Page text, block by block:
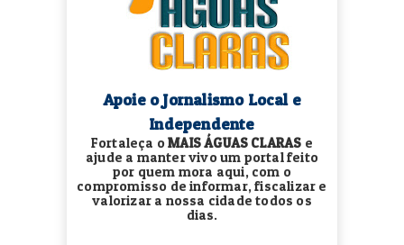
Apoie o Jornalismo Local e
Independente
Fortaleça oMAIS ÁGUAS CLARAS e
ajude a manter vivo um portal feito
por quem mora aqui, com o
compromisso de informar, fiscalizar e
valorizar a nossa cidade todos os
dias.